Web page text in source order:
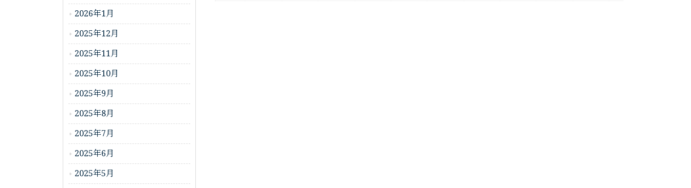
2026年1月
2025年12月
2025年11月
2025年10月
2025年9月
2025年8月
2025年7月
2025年6月
2025年5月